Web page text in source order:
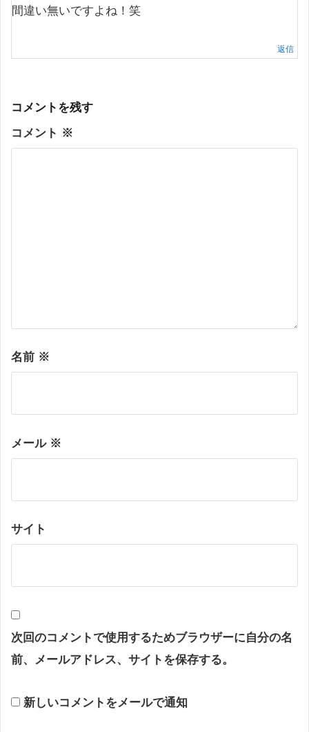
間違い無いですよね！笑
返信
コメントを残す
コメント ※
名前 ※
メール ※
サイト
次回のコメントで使用するためブラウザーに自分の名
前、メールアドレス、サイトを保存する。
新しいコメントをメールで通知